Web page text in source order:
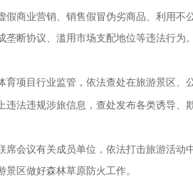
商业营销、销售假冒伪劣商品、利用
断协议、滥用市场支配地位等违法行
项目行业监管，依法查处在旅游景区、
法违规涉旅信息，查处发布各类诱导
会议有关成员单位，依法打击旅游活动
区做好森林草原防火工作。